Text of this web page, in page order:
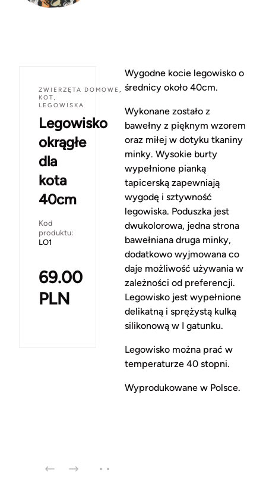
ZWIERZĘTA DOMOWE ,
KOT,
LEGOWISKA
Legowisko
okrągłe
dla
kota
40cm
Kod
produktu:
LO1
69.00
PLN
Wygodne kocie legowisko o
średnicy około 40cm.
Wykonane zostało z
bawełny z pięknym wzorem
oraz miłej w dotyku tkaniny
minky. Wysokie burty
wypełnione pianką
tapicerską zapewniają
wygodę i sztywność
legowiska. Poduszka jest
dwukolorowa, jedna strona
bawełniana druga minky,
dodatkowo wyjmowana co
daje możliwość używania w
zależności od preferencji.
Legowisko jest wypełnione
delikatną i sprężystą kulką
silikonową w I gatunku.
Legowisko można prać w
temperaturze 40 stopni.
Wyprodukowane w Polsce.